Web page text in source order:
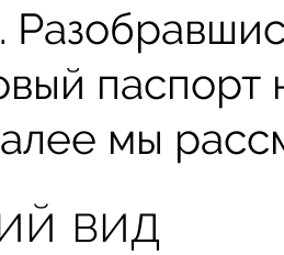
паспорт
мы
вид